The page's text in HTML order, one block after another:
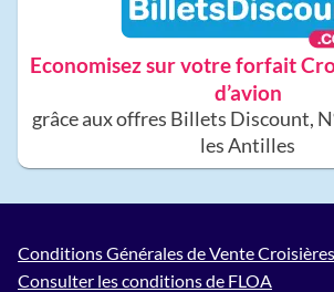
Economisez sur votre forfait
d’avion
grâce aux offres Billets Discount,
les Antilles
Conditions Générales de Vente Croisières
Consulter les conditions de FLOA